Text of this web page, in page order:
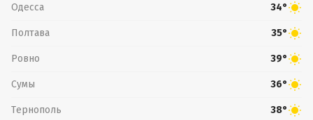
Одесса 34°
Полтава 35°
Ровно 39°
Сумы 36°
Тернополь 38°